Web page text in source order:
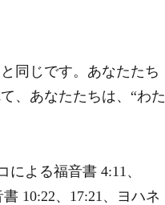
同じです。あなたたち
、あなたたちは、“わた
による福音書 4:11、
10:22、17:21、ヨハネ